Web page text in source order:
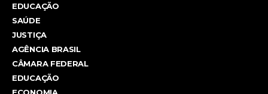
EDUCAÇÃO
SAÚDE
JUSTIÇA
AGÊNCIA BRASIL
CÂMARA FEDERAL
EDUCAÇÃO
ECONOMIA